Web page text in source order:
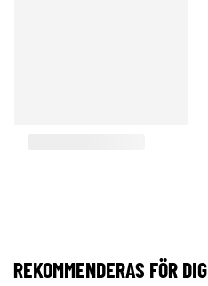
REKOMMENDERAS FÖR DIG